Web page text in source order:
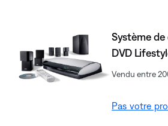
Système de
DVD
Vendu entre
Pas votre